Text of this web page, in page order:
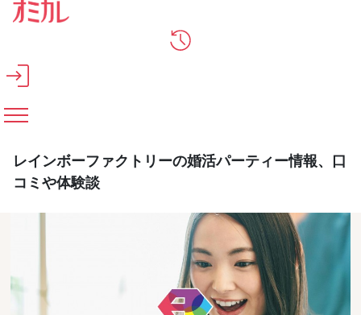
メインコンテンツへスキップ
レインボーファクトリーの婚活パーティー情報、口
コミや体験談